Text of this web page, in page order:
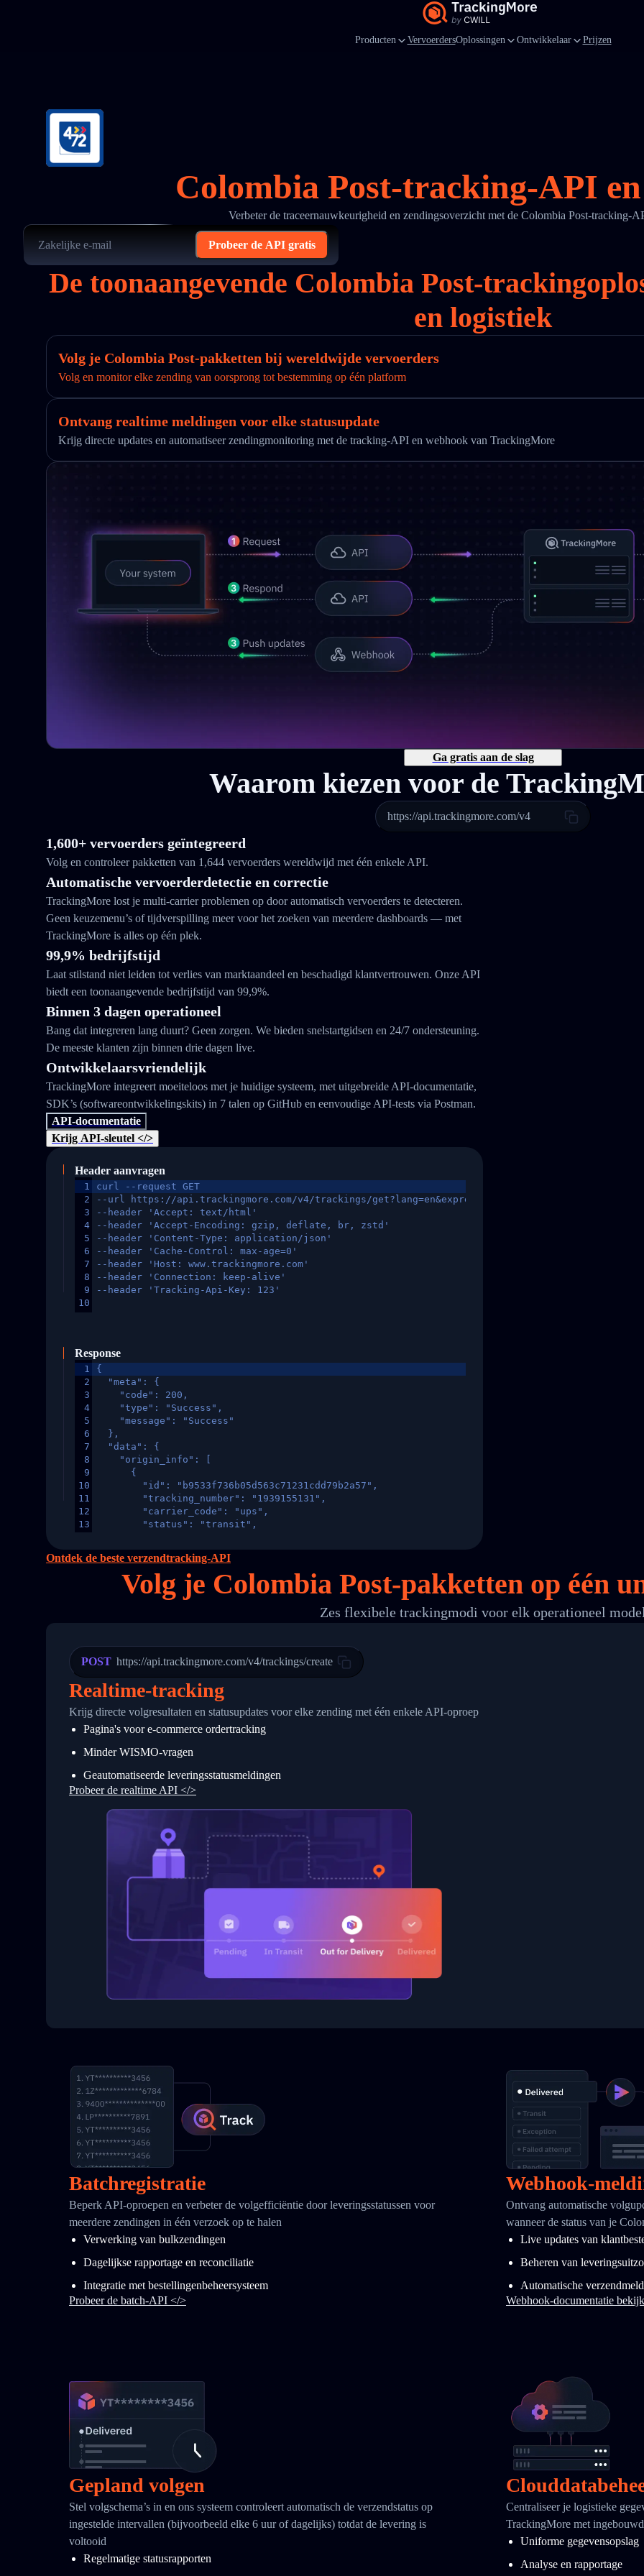
Producten VervoerdersOplossingen Ontwikkelaar Prijzen
Colombia Post-tracking-API
Verbeter de traceernauwkeurigheid en zendingsoverzicht met de Colombia Post-tracking-
Probeer de API gratis
De toonaangevende Colombia Post-
en logistiek
Volg je Colombia Post-pakketten bij wereldwijde vervoerders
Volg en monitor elke zending van oorsprong tot bestemming op één platform
Ontvang realtime meldingen voor elke statusupdate
Krijg directe updates en automatiseer zendingmonitoring met de tracking-API en webhook van TrackingMore
Ga gratis aan de slag
Waarom kiezen voor de
https://api.trackingmore.com/v4
1,600+ vervoerders geïntegreerd
Volg en controleer pakketten van 1,644 vervoerders wereldwijd met één enkele API.
Automatische vervoerderdetectie en correctie
TrackingMore lost je multi-carrier problemen op door automatisch vervoerders te detecteren.
Geen keuzemenu’s of tijdverspilling meer voor het zoeken van meerdere dashboards — met
TrackingMore is alles op één plek.
99,9% bedrijfstijd
Laat stilstand niet leiden tot verlies van marktaandeel en beschadigd klantvertrouwen. Onze API
biedt een toonaangevende bedrijfstijd van 99,9%.
Binnen 3 dagen operationeel
Bang dat integreren lang duurt? Geen zorgen. We bieden snelstartgidsen en 24/7 ondersteuning.
De meeste klanten zijn binnen drie dagen live.
Ontwikkelaarsvriendelijk
TrackingMore integreert moeiteloos met je huidige systeem, met uitgebreide API-documentatie,
SDK’s (softwareontwikkelingskits) in 7 talen op GitHub en eenvoudige API-tests via Postman.
API-documentatie
Krijg API-sleutel </>
Header aanvragen
1
2
3
4
5
6
7
8
9
10
curl --request GET
--url https://api.trackingmore.com/v4/trackings/get?lang=en&express=ups&tracknumber=1939155131
--header 'Accept: text/html'
--header 'Accept-Encoding: gzip, deflate, br, zstd'
--header 'Content-Type: application/json'
--header 'Cache-Control: max-age=0'
--header 'Host: www.trackingmore.com'
--header 'Connection: keep-alive'
--header 'Tracking-Api-Key: 123'
Response
1
2
3
4
5
6
7
8
9
10
11
12
13
16
24
25
26
27
28
29
31
32
34
{
  "meta": {
    "code": 200,
    "type": "Success",
    "message": "Success"
  },
  "data": {
    "origin_info": [
      {
        "id": "b9533f736b05d563c71231cdd79b2a57",
        "tracking_number": "1939155131",
        "carrier_code": "ups",
        "status": "transit",
        "itemTimeLength": 2,
        "weblink": "",
        "phone": null,
        "trackinfo": [
"Details": "Departed Facility in HONG KONG-HONG KONG, HONG KONG-HONG KONG,2017-03-
          },
          {
            "Date": "2017-03-06 15:28:00",
            "StatusDescription": "Shipment picked up",
            "Details": "BEIJING-CHINA,PEOPLES REPUBLIC"
          }
      }
    ]
}
Ontdek de beste verzendtracking-API
Volg je Colombia Post-pakketten op één
Zes flexibele trackingmodi voor elk operationeel model
POST https://api.trackingmore.com/v4/trackings/create
Realtime-tracking
Krijg directe volgresultaten en statusupdates voor elke zending met één enkele API-oproep
Pagina's voor e-commerce ordertracking
Minder WISMO-vragen
Geautomatiseerde leveringsstatusmeldingen
Probeer de realtime API </>
Batchregistratie
Beperk API-oproepen en verbeter de volgefficiëntie door leveringsstatussen voor
meerdere zendingen in één verzoek op te halen
Verwerking van bulkzendingen
Dagelijkse rapportage en reconciliatie
Integratie met bestellingenbeheersysteem
Probeer de batch-API </>
Webhook-
Ontvang automatische
wanneer de status van je
Live updates van
Beheren van
Automatische
Webhook-documentatie
Gepland volgen
Stel volgschema’s in en ons systeem controleert automatisch de verzendstatus op
ingestelde intervallen (bijvoorbeeld elke 6 uur of dagelijks) totdat de levering is
voltooid
Regelmatige statusrapporten
Centraliseer je logistieke
TrackingMore met
Uniforme gegevensopslag
Analyse en rapportage